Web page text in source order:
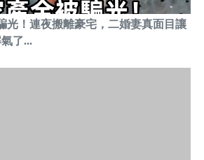
光！連夜搬離豪宅，二婚妻真面目讓
了...